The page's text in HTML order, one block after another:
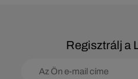
Regisztrálj a